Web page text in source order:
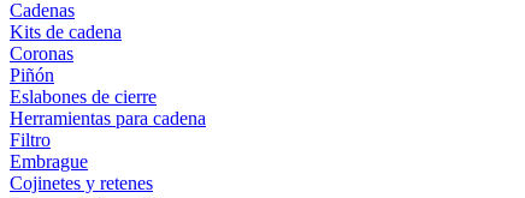
Cadenas
Kits de cadena
Coronas
Piñón
Eslabones de cierre
Herramientas para cadena
Filtro
Embrague
Cojinetes y retenes